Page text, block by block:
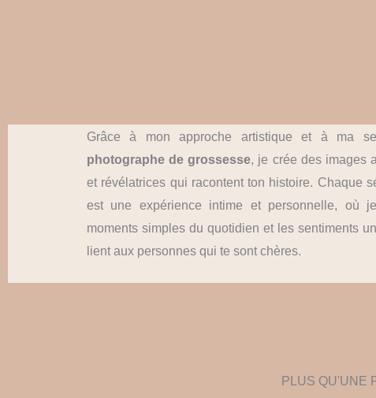
Grâce à mon approche artistique et à ma
photographe de grossesse, je crée des images
et révélatrices qui racontent ton histoire. Chaque
est une expérience intime et personnelle, où
moments simples du quotidien et les sentiments
lient aux personnes qui te sont chères.
PLUS QU'UNE